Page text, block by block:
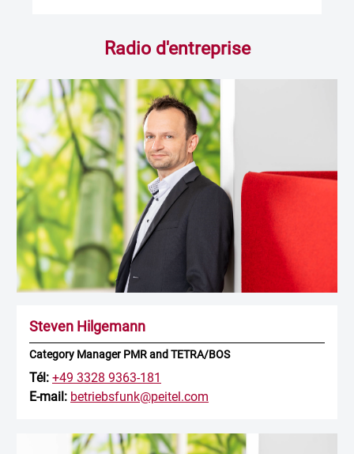
Radio d'entreprise
Steven Hilgemann
Category Manager PMR and TETRA/BOS
Tél: +49 3328 9363-181
E-mail: betriebsfunk@peitel.com